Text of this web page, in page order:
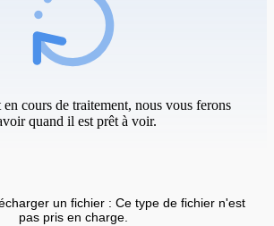
cours de traitement, nous vous ferons
quand il est prêt à voir.
un fichier : Ce type de fichier n'est
pas pris en charge.